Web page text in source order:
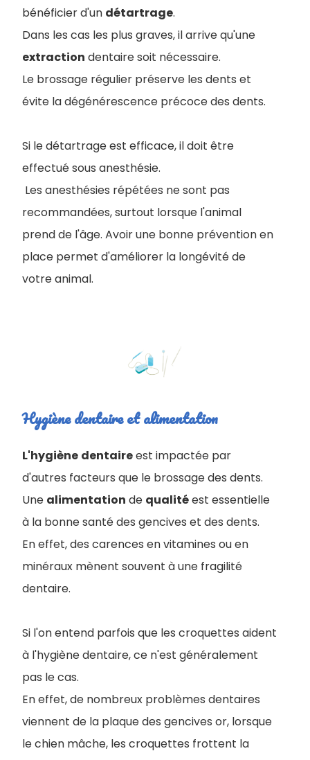
bénéficier d'un détartrage.
Dans les cas les plus graves, il arrive qu'une
extraction dentaire soit nécessaire.
Le brossage régulier préserve les dents et
évite la dégénérescence précoce des dents.
Si le détartrage est efficace, il doit être
effectué sous anesthésie.
Les anesthésies répétées ne sont pas
recommandées, surtout lorsque l'animal
prend de l'âge. Avoir une bonne prévention en
place permet d'améliorer la longévité de
votre animal.
Hygiène dentaire et alimentation
L'hygiène dentaireest impactée par
d'autres facteurs que le brossage des dents.
Une alimentation de qualitéest essentielle
à la bonne santé des gencives et des dents.
En effet, des carences en vitamines ou en
minéraux mènent souvent à une fragilité
dentaire.
Si l'on entend parfois que les croquettes aident
à l'hygiène dentaire, ce n'est généralement
pas le cas.
En effet, de nombreux problèmes dentaires
viennent de la plaque des gencives or, lorsque
le chien mâche, les croquettes frottent la